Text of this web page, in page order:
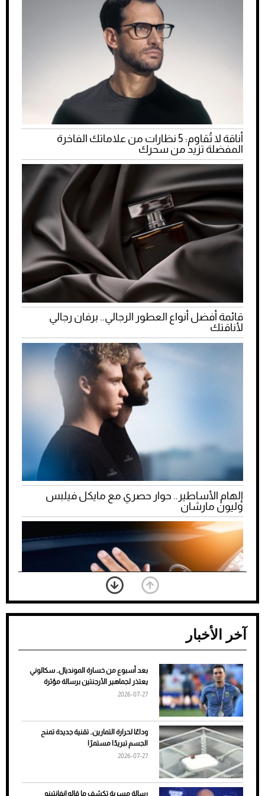
أناقة لا تُقاوم: 5 نظارات من علاماتك الفاخرة
المفضلة تزيد من سحرك
قائمة أفضل أنواع العطور الرجالي.. برفان رجالي
لأناقتك
إلهام الأساطير.. حوار حصري مع مايكل فيلبس
وليون مارشان
ضعف تبريد مكيف السيارة عند الوقوف.. أشهر
الأسباب والحلول
آخر الأخبار
بعد أسبوع من خسارة المونديال.. سكالوني
يعتذر لجماهير الأرجنتين برسالة مؤثرة
2026-07-27
وداعًا لحرارة التمارين.. تقنية جديدة تمنح
الجسم تبريدًا مستمرًا
2026-07-27
رسالة مسربة تكشف ما قاله إنفانتينو